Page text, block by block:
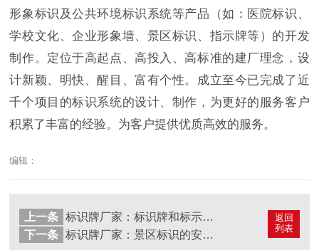
形象标识及公共环境标识系统等产品（如：医院标识、
学校文化、企业形象墙、景区标识、指示牌等）的开发
制作。定位于高起点、高投入、高标准的建厂理念，设
计新颖、明快、醒目、富有个性。成立至今已完成了近
千个项目的标识系统的设计、制作，为更好的服务客户
积累了丰富的经验。为客户提供优质高效的服务。
编辑：
返回
列表
上一条
标识牌厂家：标识牌和标示牌有哪些区别？
下一条
标识牌厂家：景区标识的安装注意事项